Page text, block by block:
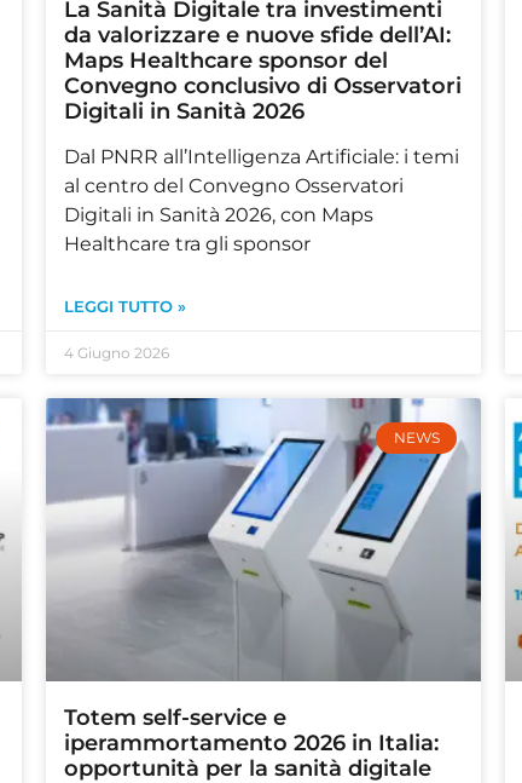
La Sanità Digitale tra investimenti
da valorizzare e nuove sfide dell’AI:
Maps Healthcare sponsor del
Convegno conclusivo di Osservatori
Digitali in Sanità 2026
Dal PNRR all’Intelligenza Artificiale: i temi
al centro del Convegno Osservatori
Digitali in Sanità 2026, con Maps
Healthcare tra gli sponsor
LEGGI TUTTO »
4 Giugno 2026
NEWS
Totem self-service e
iperammortamento 2026 in Italia:
opportunità per la sanità digitale